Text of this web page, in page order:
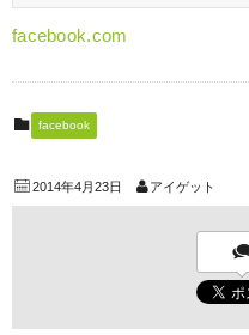
facebook.com
facebook
2014年4月23日 アイゲット